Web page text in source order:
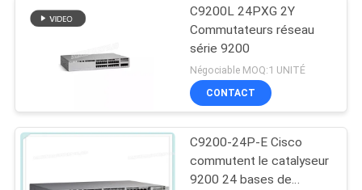
C9200L 24PXG 2Y
Commutateurs réseau
série 9200
Négociable MOQ:1 UNITÉ
CONTACT
C9200-24P-E Cisco
commutent le catalyseur
9200 24 bases de